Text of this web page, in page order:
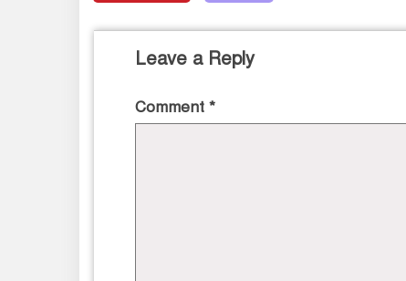
Leave a Reply
Comment *